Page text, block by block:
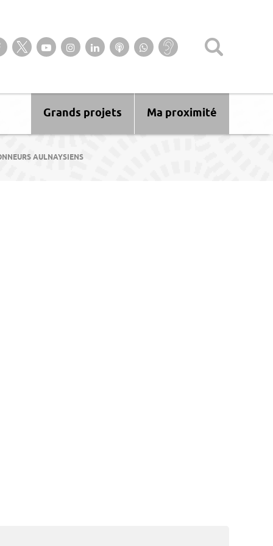
Suivez-nous sur notre page Facebook
Suivez-nous sur Twitter
Suivez-nous sur YouTube
Suivez-nous sur Instagram
Retrouvez-nous sur Linkedin
Ecoutez nos Podcasts
Suivez-nous sur
WhatsApp
Baisse
d’audition ?
Ma proximité
Grands projets
AULNAYSIENS